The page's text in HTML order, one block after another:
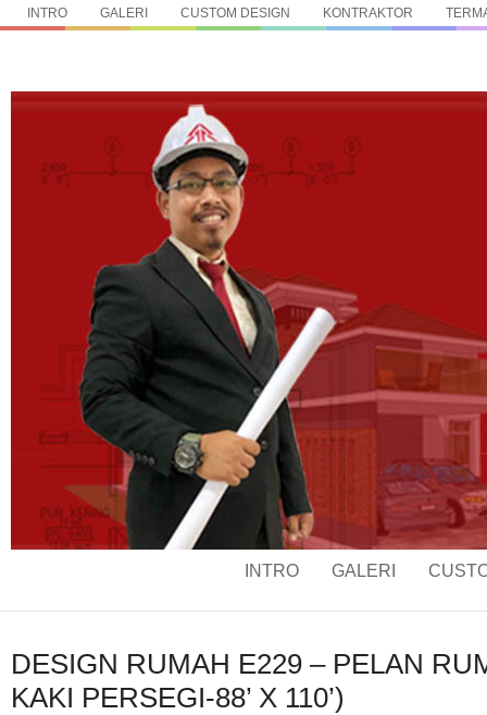
INTRO GALERI CUSTOM DESIGN KONTRAKTOR
INTRO GALERI
DESIGN RUMAH E229 – PELAN
KAKI PERSEGI-88’ X 110’)